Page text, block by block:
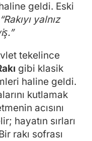
geldi. Eski
“Rakıyı yalnız
tekelince
gibi klasik
haline geldi.
kutlamak
acısını
hayatın sırları
rakı sofrası